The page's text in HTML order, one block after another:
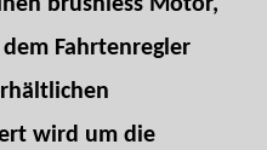
brushless Motor,
Fahrtenregler
wird um die